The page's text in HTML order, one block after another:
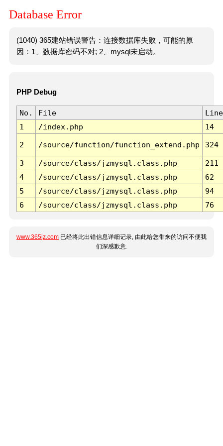
Database Error
(1040) 365建站错误警告：连接数据库失败，可能的原
因：1、数据库密码不对; 2、mysql未启动。
PHP Debug
No. File
Line
1
/index.php 14
2 /source/function/function_extend.php 324
3 /source/class/jzmysql.class.php
211
4
/source/class/jzmysql.class.php
62
5
/source/class/jzmysql.class.php
94
6
/source/class/jzmysql.class.php 76
www.365jz.com 已经将此出错信息详细记录, 由此给您带来的访问不便我
们深感歉意.